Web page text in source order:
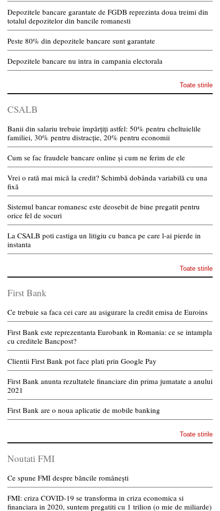
Depozitele bancare garantate de FGDB reprezinta doua treimi din
totalul depozitelor din bancile romanesti
Peste 80% din depozitele bancare sunt garantate
Depozitele bancare nu intra in campania electorala
Toate stirile
CSALB
Banii din salariu trebuie împărțiți astfel: 50% pentru cheltuielile
familiei, 30% pentru distracție, 20% pentru economii
Cum se fac fraudele bancare online și cum ne ferim de ele
Vrei o rată mai mică la credit? Schimbă dobânda variabilă cu una
fixă
Sistemul bancar romanesc este deosebit de bine pregatit pentru
orice fel de socuri
La CSALB poti castiga un litigiu cu banca pe care l-ai pierde in
instanta
Toate stirile
First Bank
Ce trebuie sa faca cei care au asigurare la credit emisa de Euroins
First Bank este reprezentanta Eurobank in Romania: ce se intampla
cu creditele Bancpost?
Clientii First Bank pot face plati prin Google Pay
First Bank anunta rezultatele financiare din prima jumatate a anului
2021
First Bank are o noua aplicatie de mobile banking
Toate stirile
Noutati FMI
Ce spune FMI despre băncile românești
FMI: criza COVID-19 se transforma in criza economica si
financiara in 2020, suntem pregatiti cu 1 trilion (o mie de miliarde)